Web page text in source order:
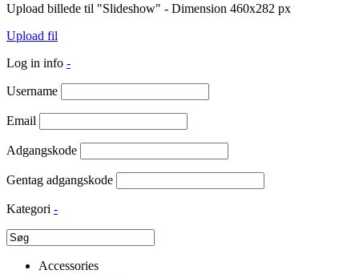
Upload billede til "Slideshow" - Dimension 460x282 px
Upload fil
Log in info -
Username
Email
Adgangskode
Gentag adgangskode
Kategori -
Accessories